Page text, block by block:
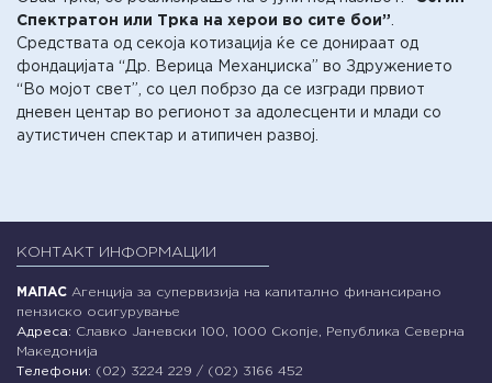
Спектратон или Трка на херои во сите бои”
Средствата од секоја котизација ќе се донираат од
фондацијата “Др. Верица Механџиска” во Здружението
“Во мојот свет”, со цел побрзо да се изгради првиот
дневен центар во регионот за адолесценти и млади со
аутистичен спектар и атипичен развој.
КОНТАКТ ИНФОРМАЦИИ
МАПАС Агенција за супервизија на капитално финансирано
пензиско осигурување
Адреса: Славко Јаневски 100, 1000 Скопје, Република Северна
Македонија
Телефони: (02) 3224 229 / (02) 3166 452